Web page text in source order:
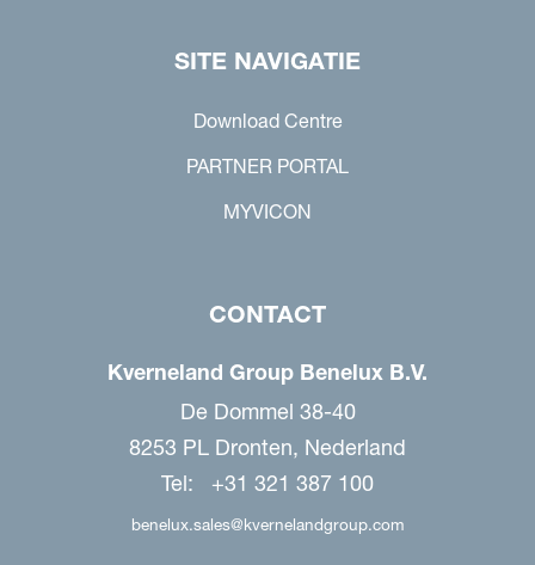
SITE NAVIGATIE
Download Centre
PARTNER PORTAL
MYVICON
CONTACT
Kverneland Group Benelux B.V.
De Dommel 38-40
8253 PL Dronten, Nederland
Tel: +31 321 387 100
benelux.sales@kvernelandgroup.com